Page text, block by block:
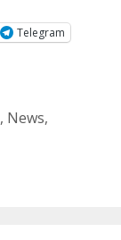
Telegram
, News,